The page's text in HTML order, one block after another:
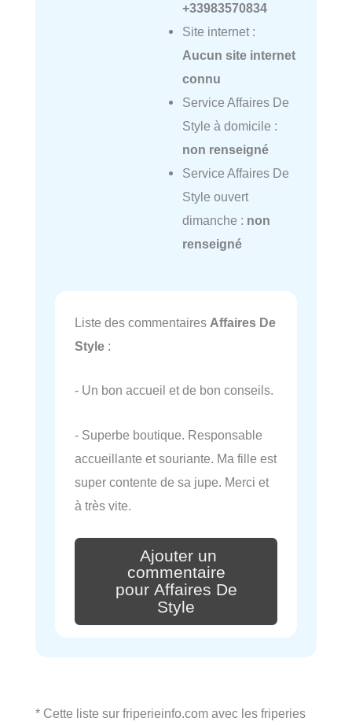
+33983570834
Site internet :
Aucun site internet
connu
Service Affaires De
Style à domicile :
non renseigné
Service Affaires De
Style ouvert
dimanche : non
renseigné
Liste des commentaires Affaires De
Style :
- Un bon accueil et de bon conseils.
- Superbe boutique. Responsable
accueillante et souriante. Ma fille est
super contente de sa jupe. Merci et
à très vite.
Ajouter un
commentaire
pour Affaires De
Style
* Cette liste sur friperieinfo.com avec les friperies